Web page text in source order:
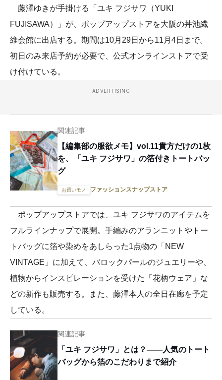
藤澤ゆきが手掛ける「ユキ フジサワ（YUKI
FUJISAWA）」が、ポップアップストアを大阪の丼池繊
維会館に出店する。期間は10月29日から11月4日まで。
初日のみ来店予約が必要で、公式オンラインストアで受
け付けている。
ADVERTISING
関連記事
【編集部の服欲メモ】vol.11貴方だけの1枚
を、「ユキ フジサワ」の箔付きトートバッ
グ
お買いモノ ファッションスナップストア
ポップアップストアでは、ユキ フジサワのアイテムを
フルラインナップで展開。手編みのアランニットやトー
トバッグに箔や染めをあしらった1点物の「NEW
VINTAGE」に加えて、バロックパールのジュエリーや、
植物からインスピレーションを受けた「花柄ウェア」な
どの新作も販売する。また、藤澤本人の全日在廊を予定
している。
関連記事
「ユキ フジサワ」とは？——人気のトート
バッグから箔のこだわりまで紹介